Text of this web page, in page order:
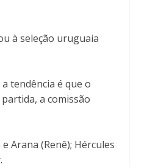
à seleção uruguaia
tendência é que o
a comissão
Arana (Renê); Hércules